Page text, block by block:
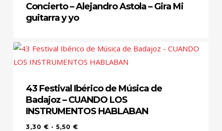
Concierto – Alejandro Astola – Gira Mi
guitarra y yo
43 Festival Ibérico de Música de
Badajoz – CUANDO LOS
INSTRUMENTOS HABLABAN
3,30 € - 5,50 €RANGO